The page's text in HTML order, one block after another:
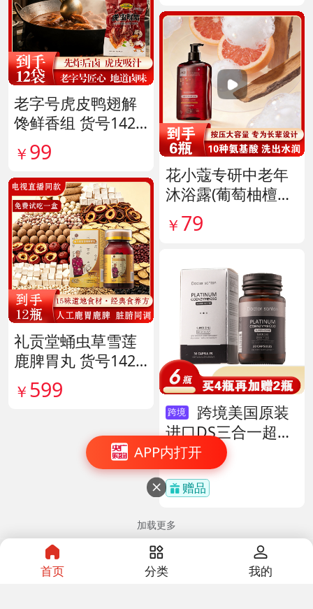
APP内打开

老字号虎皮鸭翅解
馋鲜香组 货号1420
38
￥ 99
礼贡堂蛹虫草雪莲
鹿脾胃丸 货号1420
09
￥ 599
花小蔻专研中老年
沐浴露(葡萄柚檀香
香氛) 货号141896
￥ 79
跨境
跨境美国原装
进口DS三合一超级
酶 货号138497
￥599
赠品
加载更多
首页 分类 我的